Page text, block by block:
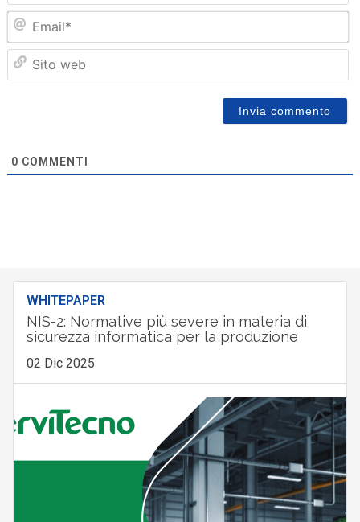
0 COMMENTI
WHITEPAPER
NIS-2: Normative più severe in materia di
sicurezza informatica per la produzione
02 Dic 2025